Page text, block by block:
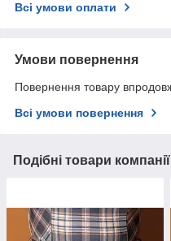
Всі умови оплати
Умови повернення
Повернення товару
Всі умови повернення
Подібні товари компанії